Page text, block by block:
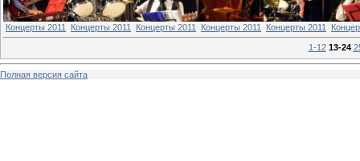
Концерты 2011 Концерты 2011 Концерты 2011 Концерты 2011 Концерты 2011
1-12 13-24
Полная версия сайта